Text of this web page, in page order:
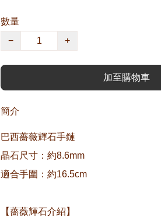
數量
−
+
加至購物車
簡介
巴西薔薇輝石手鏈
晶石尺寸：約8.6mm
適合手圍：約16.5cm
【薔薇輝石介紹】